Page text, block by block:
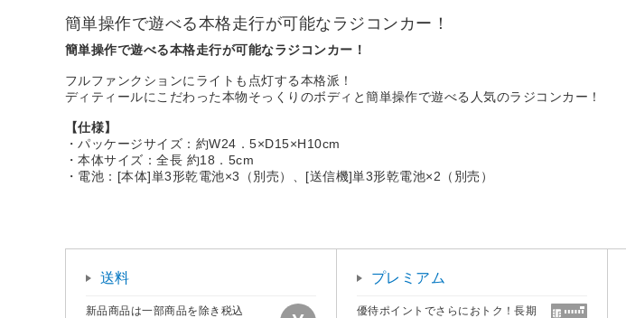
簡単操作で遊べる本格走行が可能なラジコンカー！
簡単操作で遊べる本格走行が可能なラジコンカー！
フルファンクションにライトも点灯する本格派！
ディティールにこだわった本物そっくりのボディと簡単操作で遊べる人気のラジコンカー！
【仕様】
・パッケージサイズ：約W24．5×D15×H10cm
・本体サイズ：全長 約18．5cm
・電池：[本体]単3形乾電池×3（別売）、[送信機]単3形乾電池×2（別売）
送料
新品商品は一部商品を除き税込
プレミアム
優待ポイントでさらにおトク！長期